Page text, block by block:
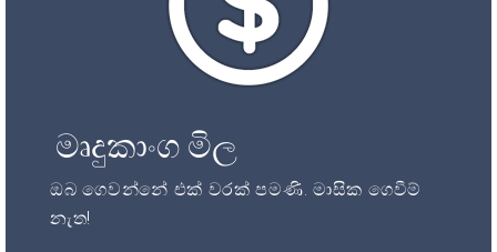
මෘදුකාංග මිල
ඔබ ගෙවන්නේ එක් වරක් පමණි. මාසික ගෙවීම්
නැත!